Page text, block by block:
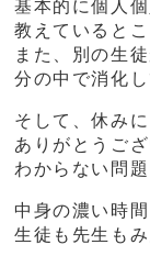
基本的に個人
教えていると
また、別の生
分の中で消化
そして、休み
ありがとうござ
わからない問
中身の濃い時
生徒も先生も